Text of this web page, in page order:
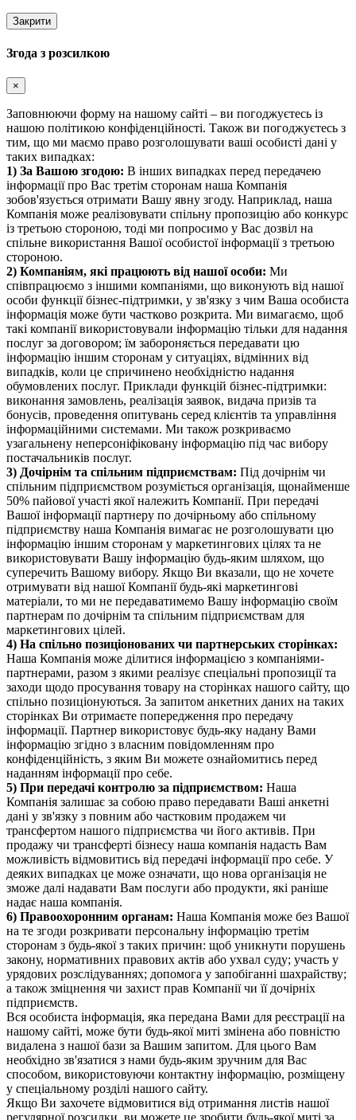
Закрити
Згода з розсилкою
×
Заповнюючи форму на нашому сайті – ви погоджуєтесь із
нашою політикою конфіденційності. Також ви погоджуєтесь з
тим, що ми маємо право розголошувати ваші особисті дані у
таких випадках:
1) За Вашою згодою: В інших випадках перед передачею
інформації про Вас третім сторонам наша Компанія
зобов'язується отримати Вашу явну згоду. Наприклад, наша
Компанія може реалізовувати спільну пропозицію або конкурс
із третьою стороною, тоді ми попросимо у Вас дозвіл на
спільне використання Вашої особистої інформації з третьою
стороною.
2) Компаніям, які працюють від нашої особи: Ми
співпрацюємо з іншими компаніями, що виконують від нашої
особи функції бізнес-підтримки, у зв'язку з чим Ваша особиста
інформація може бути частково розкрита. Ми вимагаємо, щоб
такі компанії використовували інформацію тільки для надання
послуг за договором; їм забороняється передавати цю
інформацію іншим сторонам у ситуаціях, відмінних від
випадків, коли це спричинено необхідністю надання
обумовлених послуг. Приклади функцій бізнес-підтримки:
виконання замовлень, реалізація заявок, видача призів та
бонусів, проведення опитувань серед клієнтів та управління
інформаційними системами. Ми також розкриваємо
узагальнену неперсоніфіковану інформацію під час вибору
постачальників послуг.
3) Дочірнім та спільним підприємствам: Під дочірнім чи
спільним підприємством розуміється організація, щонайменше
50% пайової участі якої належить Компанії. При передачі
Вашої інформації партнеру по дочірньому або спільному
підприємству наша Компанія вимагає не розголошувати цю
інформацію іншим сторонам у маркетингових цілях та не
використовувати Вашу інформацію будь-яким шляхом, що
суперечить Вашому вибору. Якщо Ви вказали, що не хочете
отримувати від нашої Компанії будь-які маркетингові
матеріали, то ми не передаватимемо Вашу інформацію своїм
партнерам по дочірнім та спільним підприємствам для
маркетингових цілей.
4) На спільно позиціонованих чи партнерських сторінках:
Наша Компанія може ділитися інформацією з компаніями-
партнерами, разом з якими реалізує спеціальні пропозиції та
заходи щодо просування товару на сторінках нашого сайту, що
спільно позиціонуються. За запитом анкетних даних на таких
сторінках Ви отримаєте попередження про передачу
інформації. Партнер використовує будь-яку надану Вами
інформацію згідно з власним повідомленням про
конфіденційність, з яким Ви можете ознайомитись перед
наданням інформації про себе.
5) При передачі контролю за підприємством: Наша
Компанія залишає за собою право передавати Ваші анкетні
дані у зв'язку з повним або частковим продажем чи
трансфертом нашого підприємства чи його активів. При
продажу чи трансферті бізнесу наша компанія надасть Вам
можливість відмовитись від передачі інформації про себе. У
деяких випадках це може означати, що нова організація не
зможе далі надавати Вам послуги або продукти, які раніше
надає наша компанія.
6) Правоохоронним органам: Наша Компанія може без Вашої
на те згоди розкривати персональну інформацію третім
сторонам з будь-якої з таких причин: щоб уникнути порушень
закону, нормативних правових актів або ухвал суду; участь у
урядових розслідуваннях; допомога у запобіганні шахрайству;
а також зміцнення чи захист прав Компанії чи її дочірніх
підприємств.
Вся особиста інформація, яка передана Вами для реєстрації на
нашому сайті, може бути будь-якої миті змінена або повністю
видалена з нашої бази за Вашим запитом. Для цього Вам
необхідно зв'язатися з нами будь-яким зручним для Вас
способом, використовуючи контактну інформацію, розміщену
у спеціальному розділі нашого сайту.
Якщо Ви захочете відмовитися від отримання листів нашої